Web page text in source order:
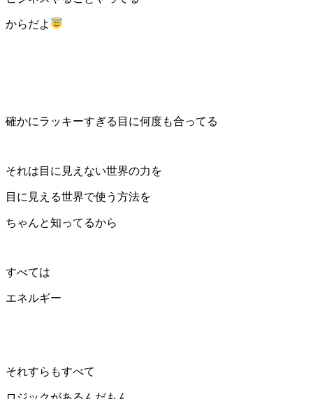
からだよ
確かにラッキーすぎる目に何度も合ってる
それは目に見えない世界の力を
目に見える世界で使う方法を
ちゃんと知ってるから
すべては
エネルギー
それすらもすべて